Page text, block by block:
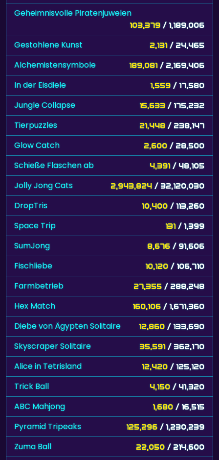
Geheimnisvolle Piratenjuwelen
103,379 / 1,189,006
Gestohlene Kunst 2,131 / 24,465
Alchemistensymbole 189,081 / 2,169,406
In der Eisdiele 1,559 / 17,580
Jungle Collapse 15,633 / 175,232
Tierpuzzles 21,448 / 238,147
Glow Catch 2,600 / 28,500
Schieße Flaschen ab 4,391 / 48,105
Jolly Jong Cats 2,943,824 / 32,120,030
DropTris 10,400 / 113,260
Space Trip 131 / 1,399
SumJong 8,676 / 91,606
Fischliebe 10,120 / 106,710
Farmbetrieb 27,355 / 288,248
Hex Match 160,106 / 1,671,360
Diebe von Ägypten Solitaire 12,860 / 133,690
Skyscraper Solitaire 35,591 / 362,170
Alice in Tetrisland 12,420 / 125,120
Trick Ball 4,150 / 41,320
ABC Mahjong 1,680 / 16,515
Pyramid Tripeaks 125,296 / 1,230,239
Zuma Ball 22,050 / 214,600